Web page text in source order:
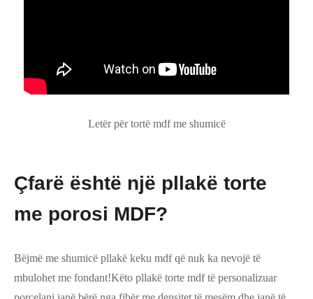
Letër për tortë mdf me shumicë
Çfarë është një pllakë torte
me porosi MDF?
Bëjmë me shumicë pllakë keku mdf që nuk ka nevojë të
mbulohet me fondant!Këto pllakë torte mdf të personalizuar